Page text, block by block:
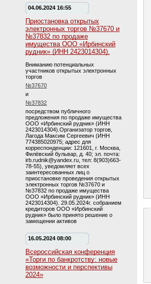
04.06.2024 16:55
Приостановка открытых
электронных торгов №37670 и
№37832 по продаже
имущества ООО «Ирбинский
рудник» (ИНН 2423014304).
Вниманию потенциальных
участников открытых электронных
торгов
№37670
и
№37832
посредством публичного
предложения по продаже имущества
ООО «Ирбинский рудник» (ИНН
2423014304).Организатор торгов,
Лагода Максим Сергеевич (ИНН
774385020975; адрес для
корреспонденции: 121601, г. Москва,
Филёвский бульвар, д. 40; эл. почта:
irb.rudnik@yandex.ru, тел: 8(903)663-
78-55), уведомляет всех
заинтересованных лиц о
приостановке проведения открытых
электронных торгов №37670 и
№37832 по продаже имущества
ООО «Ирбинский рудник» (ИНН
2423014304). 29.05.2024г. собранием
кредиторов ООО «Ирбинский
рудник» было принято решение о
замещении активов
16.05.2024 08:00
Всероссийская конференция
«Торги по банкротству: новые
возможности и перспективы
2024»